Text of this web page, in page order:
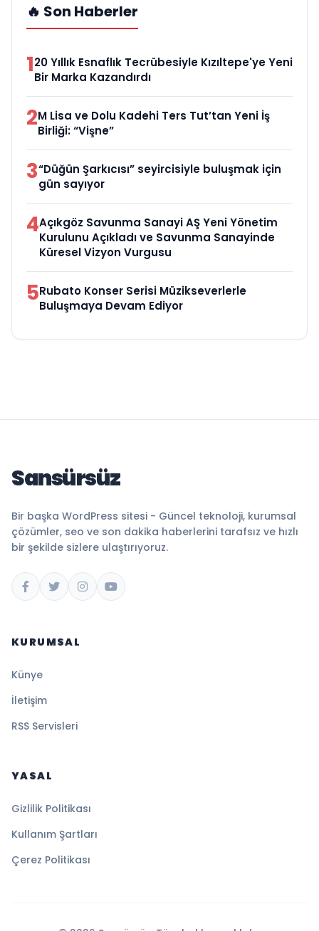
🔥 Son Haberler
120 Yıllık Esnaflık Tecrübesiyle Kızıltepe'ye Yeni
Bir Marka Kazandırdı
2M Lisa ve Dolu Kadehi Ters Tut’tan Yeni İş
Birliği: “Vişne”
3“Düğün Şarkıcısı” seyircisiyle buluşmak için
gün sayıyor
4Açıkgöz Savunma Sanayi AŞ Yeni Yönetim
Kurulunu Açıkladı ve Savunma Sanayinde
Küresel Vizyon Vurgusu
5Rubato Konser Serisi Müzikseverlerle
Buluşmaya Devam Ediyor
Sansürsüz
Bir başka WordPress sitesi - Güncel teknoloji, kurumsal
çözümler, seo ve son dakika haberlerini tarafsız ve hızlı
bir şekilde sizlere ulaştırıyoruz.
KURUMSAL
Künye
İletişim
RSS Servisleri
YASAL
Gizlilik Politikası
Kullanım Şartları
Çerez Politikası